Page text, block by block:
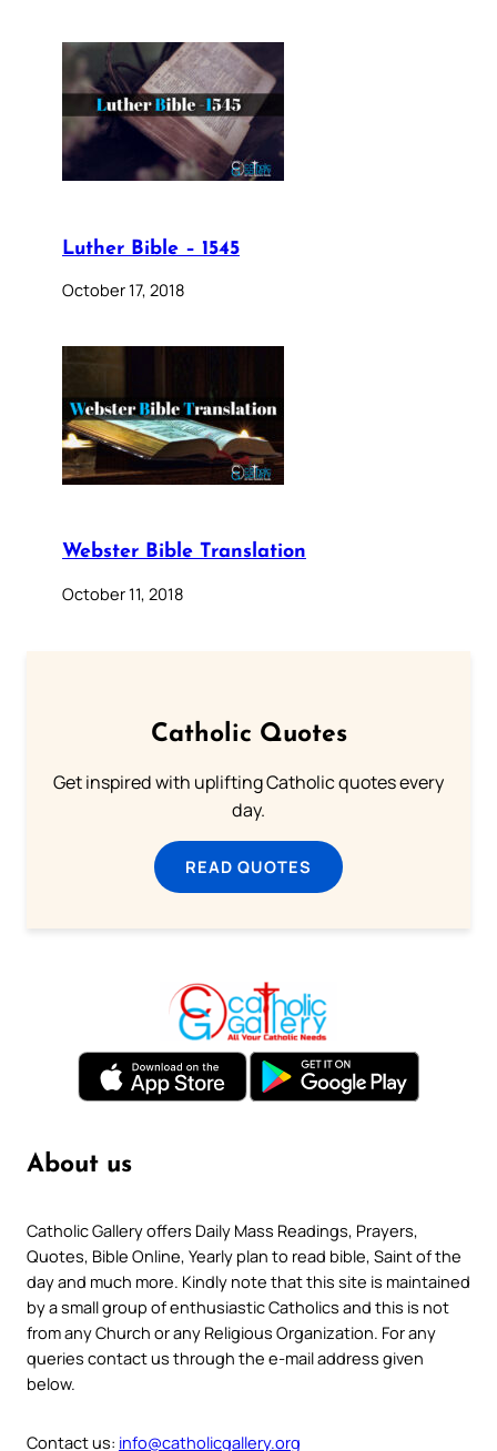
Luther Bible – 1545
October 17, 2018
Webster Bible Translation
October 11, 2018
Catholic Quotes
Get inspired with uplifting Catholic quotes every
day.
READ QUOTES
About us
Catholic Gallery offers Daily Mass Readings, Prayers,
Quotes, Bible Online, Yearly plan to read bible, Saint of the
day and much more. Kindly note that this site is maintained
by a small group of enthusiastic Catholics and this is not
from any Church or any Religious Organization. For any
queries contact us through the e-mail address given
below.
Contact us: info@catholicgallery.org